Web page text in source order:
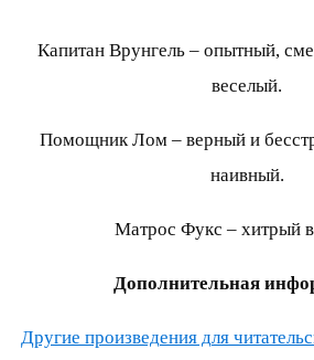
Капитан Врунгель – опытный,
веселый.
Помощник Лом – верный и
наивный.
Матрос Фукс – хитрый
Дополнительная
Другие произведения для